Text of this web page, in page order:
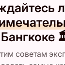
Бангкоке
советам